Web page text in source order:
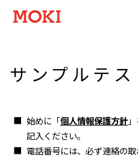
サンプルテ
始めに「個人情報保護方針
記入ください。
電話番号には、必ず連絡の